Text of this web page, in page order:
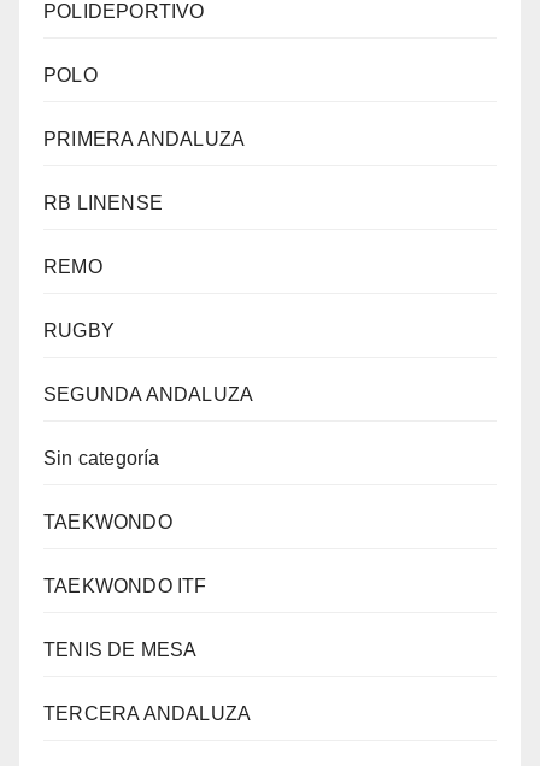
POLIDEPORTIVO
POLO
PRIMERA ANDALUZA
RB LINENSE
REMO
RUGBY
SEGUNDA ANDALUZA
Sin categoría
TAEKWONDO
TAEKWONDO ITF
TENIS DE MESA
TERCERA ANDALUZA